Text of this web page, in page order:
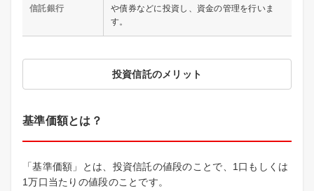
信託銀行
や債券などに投資し、資金の管理を行いま
す。
投資信託のメリット
基準価額とは？
「基準価額」とは、投資信託の値段のことで、1口もしくは
1万口当たりの値段のことです。